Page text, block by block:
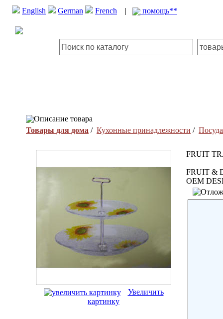
English German French | помощь**
Описание товара
Товары для дома / Кухонные принадлежности /
Увеличить
картинку
FRUIT
FRUIT &
OEM